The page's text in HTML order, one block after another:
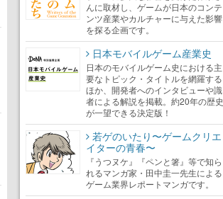
んに取材し、ゲームが日本のコンテ
ンツ産業やカルチャーに与えた影響
を探る企画です。
日本モバイルゲーム産業史
日本のモバイルゲーム史における主
要なトピック・タイトルを網羅する
ほか、開発者へのインタビューや識
者による解説を掲載。約20年の歴史
が一望できる決定版！
若ゲのいたり〜ゲームクリエ
イターの青春〜
『うつヌケ』『ペンと箸』等で知ら
れるマンガ家・田中圭一先生による
ゲーム業界レポートマンガです。